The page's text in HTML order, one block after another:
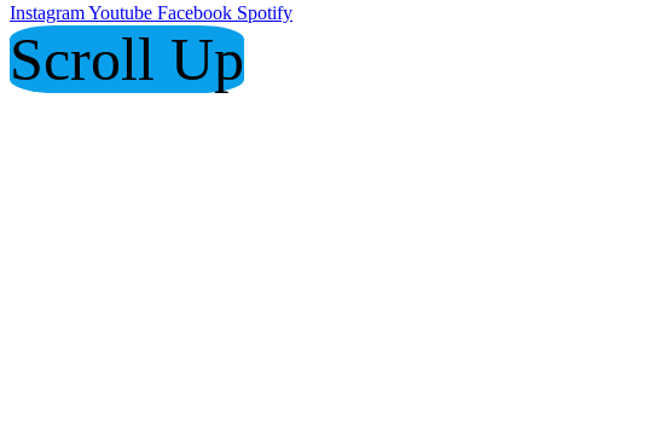
InstagramYoutube Facebook Spotify
Scroll Up